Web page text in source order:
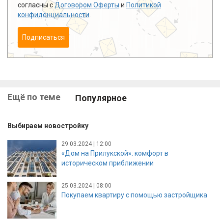
согласны сДоговором Оферты и Политикой
конфиденциальности
Подписаться
Ещё по теме Популярное
Выбираем новостройку
29.03.2024 | 12:00
«Дом на Прилукской»: комфорт в
историческом приближении
25.03.2024 | 08:00
Покупаем квартиру с помощью застройщика